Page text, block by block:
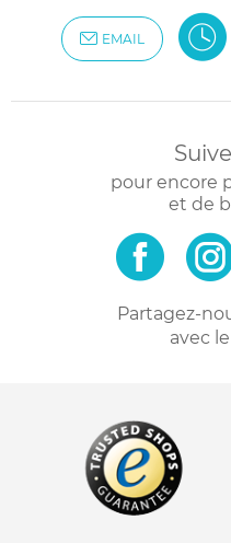
EMAIL
pour encore
et de
Partagez-
avec